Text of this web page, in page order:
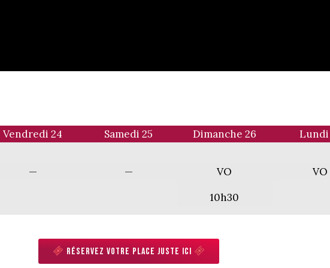
Vendredi 24
—
Samedi 25
—
Dimanche 26
VO
10h30
Lundi
VO
Réservez votre place juste ici